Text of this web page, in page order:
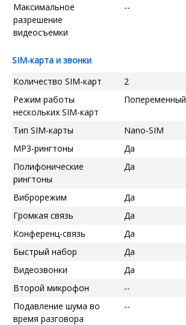
Максимальное
разрешение
видеосъемки
--
SIM-карта и звонки
Количество SIM-карт
2
Режим работы
нескольких SIM-карт
Попеременный
Тип SIM-карты Nano-SIM
MP3-рингтоны
Да
Полифонические
рингтоны
Да
Виброрежим Да
Громкая связь
Да
Конференц-связь
Да
Быстрый набор
Да
Видеозвонки
Да
Второй микрофон
--
Подавление шума во
время разговора
--